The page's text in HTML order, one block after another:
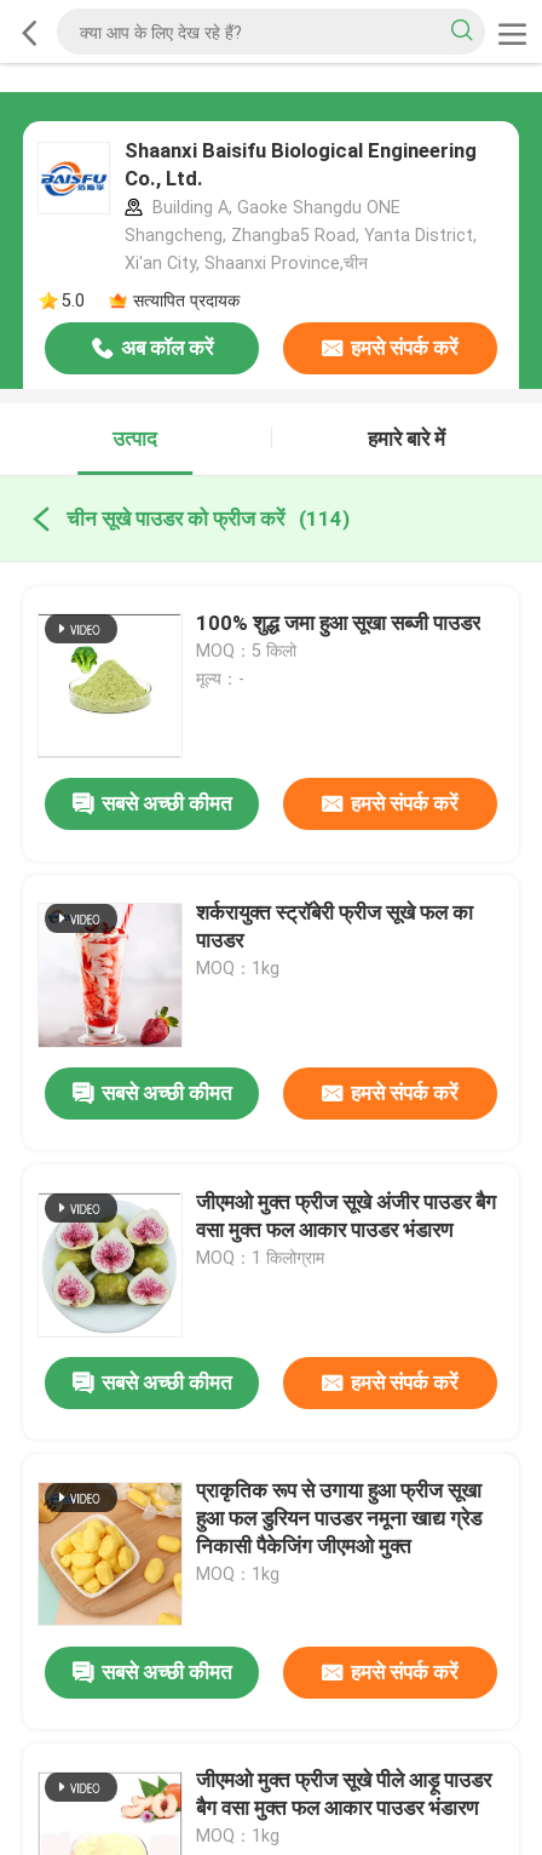
Shaanxi Baisifu Biological Engineering
Co., Ltd.
Building A, Gaoke Shangdu ONE
Shangcheng, Zhangba5 Road, Yanta District,
Xi'an City, Shaanxi Province,चीन
5.0
सत्यापित प्रदायक
अब कॉल करें हमसे संपर्क करें
उत्पाद हमारे बारे में
चीन सूखे पाउडर को फ्रीज करें (114)
100% शुद्ध जमा हुआ सूखा सब्जी पाउडर
MOQ：5 किलो
मूल्य：-
सबसे अच्छी कीमत हमसे संपर्क करें
शर्करायुक्त स्ट्रॉबेरी फ्रीज सूखे फल का
पाउडर
MOQ：1kg
सबसे अच्छी कीमत हमसे संपर्क करें
जीएमओ मुक्त फ्रीज सूखे अंजीर पाउडर बैग
वसा मुक्त फल आकार पाउडर भंडारण
MOQ：1 किलोग्राम
सबसे अच्छी कीमत हमसे संपर्क करें
प्राकृतिक रूप से उगाया हुआ फ्रीज सूखा
हुआ फल डुरियन पाउडर नमूना खाद्य ग्रेड
निकासी पैकेजिंग जीएमओ मुक्त
MOQ：1kg
सबसे अच्छी कीमत हमसे संपर्क करें
जीएमओ मुक्त फ्रीज सूखे पीले आड़ू पाउडर
बैग वसा मुक्त फल आकार पाउडर भंडारण
MOQ：1kg